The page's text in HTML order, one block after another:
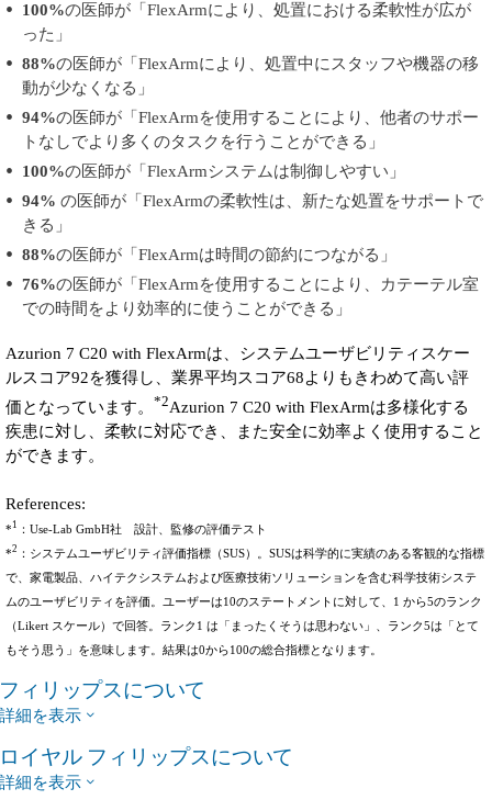
100%の医師が「FlexArmにより、処置における柔軟性が広が
った」
88%の医師が「FlexArmにより、処置中にスタッフや機器の移
動が少なくなる」
94%の医師が「FlexArmを使用することにより、他者のサポー
トなしでより多くのタスクを行うことができる」
100%の医師が「FlexArmシステムは制御しやすい」
94% の医師が「FlexArmの柔軟性は、新たな処置をサポートで
きる」
88%の医師が「FlexArmは時間の節約につながる」
76%の医師が「FlexArmを使用することにより、カテーテル室
での時間をより効率的に使うことができる」
Azurion 7 C20 with FlexArmは、システムユーザビリティスケー
ルスコア92を獲得し、業界平均スコア68よりもきわめて高い評
価となっています。 *2Azurion 7 C20 with FlexArmは多様化する
疾患に対し、柔軟に対応でき、また安全に効率よく使用すること
ができます。
References:
* 1 ：Use-Lab GmbH社 設計、監修の評価テスト
*2 ：システムユーザビリティ評価指標（SUS）。SUSは科学的に実績のある客観的な指標
で、家電製品、ハイテクシステムおよび医療技術ソリューションを含む科学技術システ
ムのユーザビリティを評価。ユーザーは10のステートメントに対して、1 から5のランク
（Likert スケール）で回答。ランク1 は「まったくそうは思わない」、ランク5は「とて
もそう思う」を意味します。結果は0から100の総合指標となります。
フィリップスについて
詳細を表示
ロイヤル フィリップスについて
詳細を表示